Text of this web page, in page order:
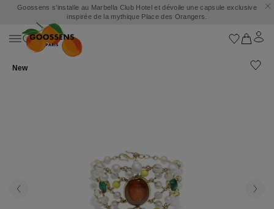
Goossens s’installe au Marbella Club Hotel et dévoile une capsule exclusive
inspirée de la mythique Place des Orangers.
New